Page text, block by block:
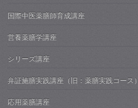
国際中医薬膳師育成講座
営養薬膳学講座
シリーズ講座
弁証施膳実践講座（旧：薬膳実践コース）
応用薬膳講座